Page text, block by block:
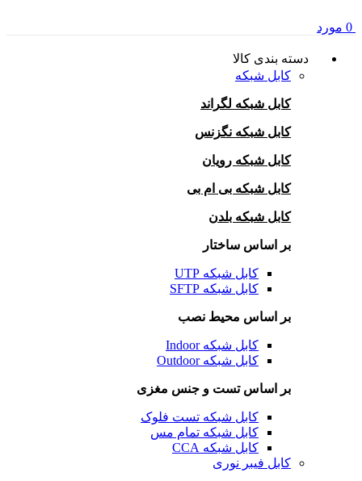
0 مورد
دسته بندی کالا
کابل شبکه
کابل شبکه لگراند
کابل شبکه نگزنس
کابل شبکه رویان
کابل شبکه بی ام بی
کابل شبکه بلدن
بر اساس ساختار
کابل شبکه UTP
کابل شبکه SFTP
بر اساس محیط نصب
کابل شبکه Indoor
کابل شبکه Outdoor
بر اساس تست و جنس مغزی
کابل شبکه تست فلوک
کابل شبکه تمام مس
کابل شبکه CCA
کابل فیبر نوری